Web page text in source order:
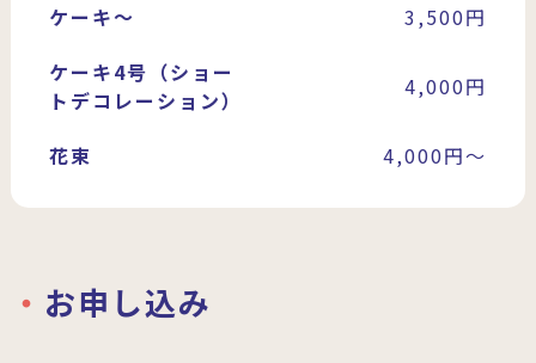
ケーキ～
3,500円
ケーキ4号（ショー
トデコレーション）
4,000円
花束 4,000円〜
お申し込み